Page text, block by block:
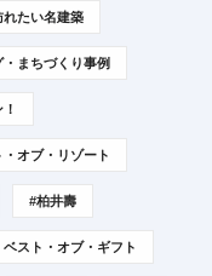
れたい名建築
まちづくり事例
オブ・リゾート
#柏井壽
ベスト・オブ・ギフト